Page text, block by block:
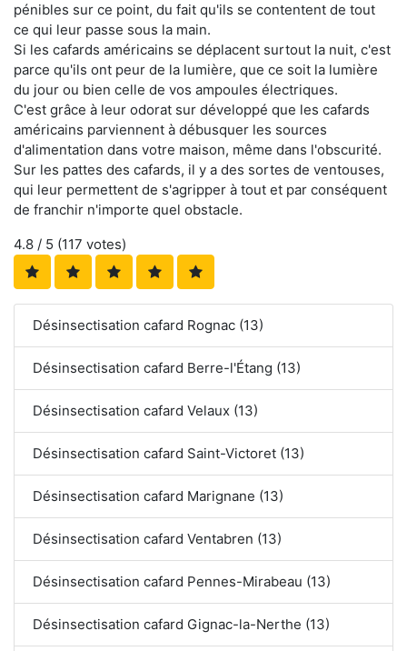
pénibles sur ce point, du fait qu'ils se contentent de tout
ce qui leur passe sous la main.
Si les cafards américains se déplacent surtout la nuit, c'est
parce qu'ils ont peur de la lumière, que ce soit la lumière
du jour ou bien celle de vos ampoules électriques.
C'est grâce à leur odorat sur développé que les cafards
américains parviennent à débusquer les sources
d'alimentation dans votre maison, même dans l'obscurité.
Sur les pattes des cafards, il y a des sortes de ventouses,
qui leur permettent de s'agripper à tout et par conséquent
de franchir n'importe quel obstacle.
4.8 / 5 (117 votes)
Désinsectisation cafard Rognac (13)
Désinsectisation cafard Berre-l'Étang (13)
Désinsectisation cafard Velaux (13)
Désinsectisation cafard Saint-Victoret (13)
Désinsectisation cafard Marignane (13)
Désinsectisation cafard Ventabren (13)
Désinsectisation cafard Pennes-Mirabeau (13)
Désinsectisation cafard Gignac-la-Nerthe (13)